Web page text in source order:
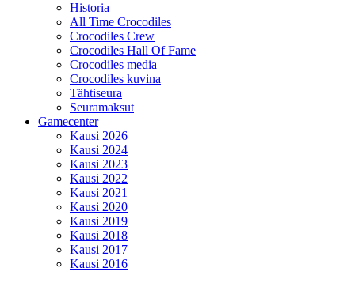
Historia
All Time Crocodiles
Crocodiles Crew
Crocodiles Hall Of Fame
Crocodiles media
Crocodiles kuvina
Tähtiseura
Seuramaksut
Gamecenter
Kausi 2026
Kausi 2024
Kausi 2023
Kausi 2022
Kausi 2021
Kausi 2020
Kausi 2019
Kausi 2018
Kausi 2017
Kausi 2016